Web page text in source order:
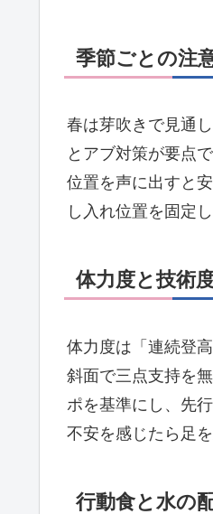
季節ごとの注
春は芽吹きで見通
とアブ対策が要点
位置を声に出すと
し入れ位置を固定
体力度と技術
体力度は「連続登
斜面で三点支持を
ポを基準にし、先
不安を感じたら足
行動食と水の